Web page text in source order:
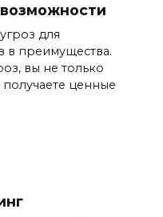
для
в преимущества.
вы не только
ценные